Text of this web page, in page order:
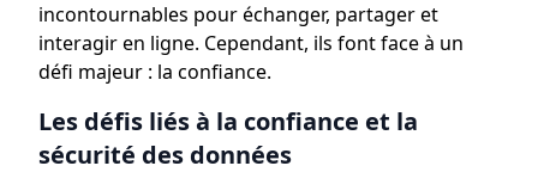
incontournables pour échanger, partager et
interagir en ligne. Cependant, ils font face à un
défi majeur : la confiance.
Les défis liés à la confiance et la
sécurité des données